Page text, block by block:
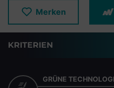
Merken
KRITERIEN
GRÜNE